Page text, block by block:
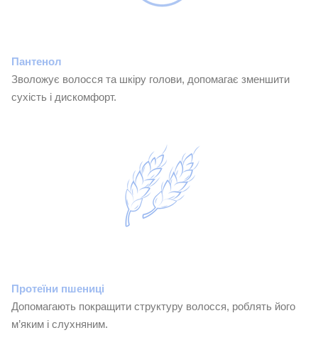
Пантенол
Зволожує волосся та шкіру голови, допомагає зменшити
сухість і дискомфорт.
Протеїни пшениці
Допомагають покращити структуру волосся, роблять його
м’яким і слухняним.